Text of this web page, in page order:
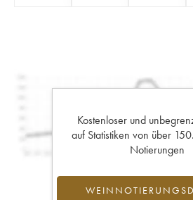
Kostenloser und
auf Statistiken von über
Notierungen